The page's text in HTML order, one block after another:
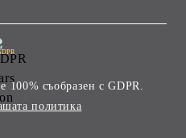
съобразен с GDPR.
политика